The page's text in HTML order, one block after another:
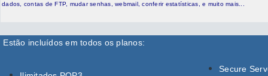
dados, contas de FTP, mudar senhas, webmail, conferir estatísticas, e muito mais...
Estão incluídos em todos os planos:
Secure